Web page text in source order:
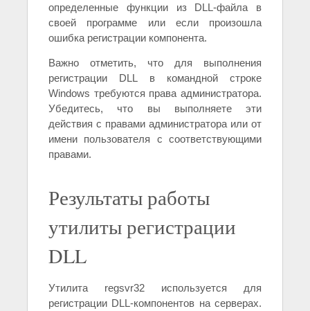
определенные функции из DLL-файла в
своей программе или если произошла
ошибка регистрации компонента.
Важно отметить, что для выполнения
регистрации DLL в командной строке
Windows требуются права администратора.
Убедитесь, что вы выполняете эти
действия с правами администратора или от
имени пользователя с соответствующими
правами.
Результаты работы
утилиты регистрации
DLL
Утилита regsvr32 используется для
регистрации DLL-компонентов на серверах.